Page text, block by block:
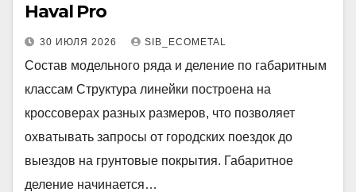
Haval Pro
30 ИЮЛЯ 2026 SIB_ECOMETAL
Состав модельного ряда и деление по габаритным
классам Структура линейки построена на
кроссоверах разных размеров, что позволяет
охватывать запросы от городских поездок до
выездов на грунтовые покрытия. Габаритное
деление начинается…